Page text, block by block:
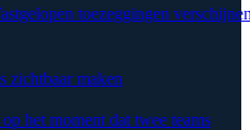
toezeggingen
zichtbaar maken
het moment dat twee teams